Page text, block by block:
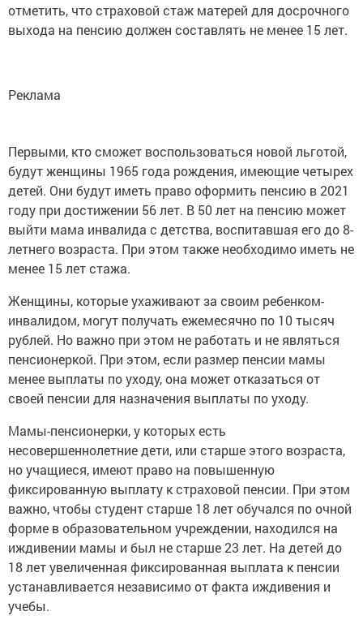
отметить, что страховой стаж матерей для досрочного
выхода на пенсию должен составлять не менее 15 лет.
Реклама
Первыми, кто сможет воспользоваться новой льготой,
будут женщины 1965 года рождения, имеющие четырех
детей. Они будут иметь право оформить пенсию в 2021
году при достижении 56 лет. В 50 лет на пенсию может
выйти мама инвалида с детства, воспитавшая его до 8-
летнего возраста. При этом также необходимо иметь не
менее 15 лет стажа.
Женщины, которые ухаживают за своим ребенком-
инвалидом, могут получать ежемесячно по 10 тысяч
рублей. Но важно при этом не работать и не являться
пенсионеркой. При этом, если размер пенсии мамы
менее выплаты по уходу, она может отказаться от
своей пенсии для назначения выплаты по уходу.
Мамы-пенсионерки, у которых есть
несовершеннолетние дети, или старше этого возраста,
но учащиеся, имеют право на повышенную
фиксированную выплату к страховой пенсии. При этом
важно, чтобы студент старше 18 лет обучался по очной
форме в образовательном учреждении, находился на
иждивении мамы и был не старше 23 лет. На детей до
18 лет увеличенная фиксированная выплата к пенсии
устанавливается независимо от факта иждивения и
учебы.